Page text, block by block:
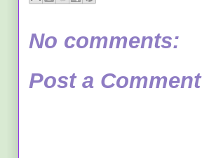
No comments:
Post a Comment